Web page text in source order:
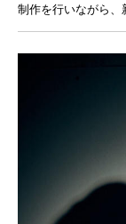
制作を行いながら、